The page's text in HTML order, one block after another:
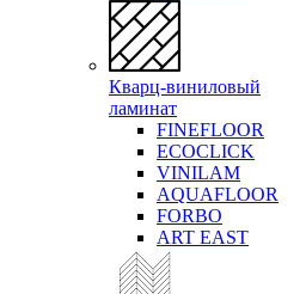
Кварц-виниловый
ламинат
FINEFLOOR
ECOCLICK
VINILAM
AQUAFLOOR
FORBO
ART EAST